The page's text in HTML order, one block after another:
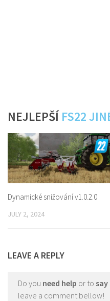
NEJLEPŠÍ FS22
Dynamické snižování v1.0.2.0
JULY 2, 2024
LEAVE A REPLY
Do you need help or to
leave a comment bellow!